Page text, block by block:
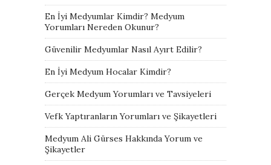
En İyi Medyumlar Kimdir? Medyum
Yorumları Nereden Okunur?
Güvenilir Medyumlar Nasıl Ayırt Edilir?
En İyi Medyum Hocalar Kimdir?
Gerçek Medyum Yorumları ve Tavsiyeleri
Vefk Yaptıranların Yorumları ve Şikayetleri
Medyum Ali Gürses Hakkında Yorum ve
Şikayetler